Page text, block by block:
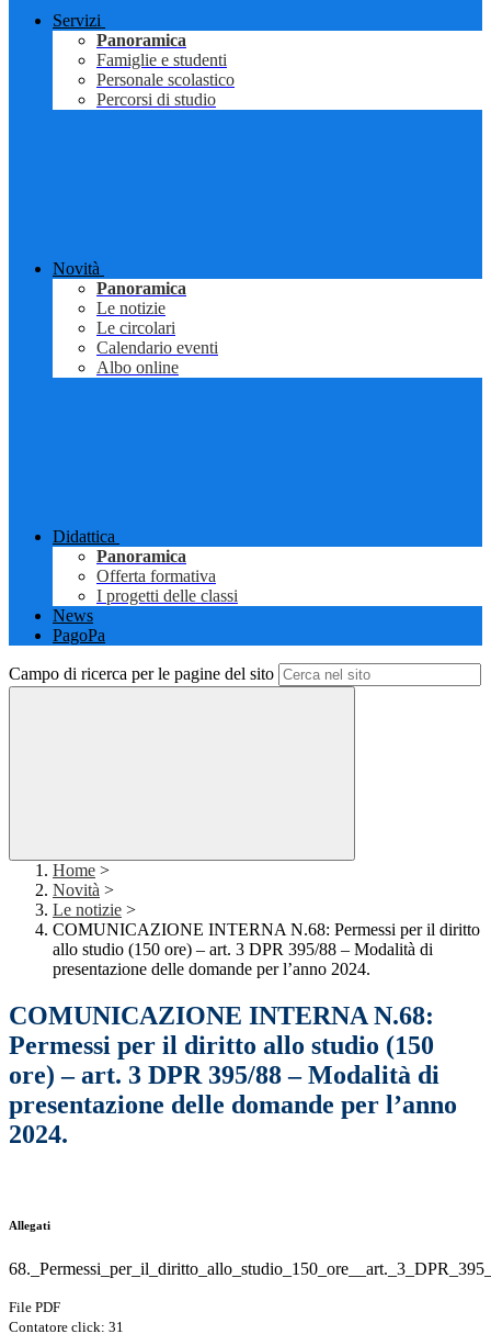
Servizi
Panoramica
Famiglie e studenti
Personale scolastico
Percorsi di studio
Novità
Panoramica
Le notizie
Le circolari
Calendario eventi
Albo online
Didattica
Panoramica
Offerta formativa
I progetti delle classi
News
PagoPa
Campo di ricerca per le pagine del sito
Home >
Novità >
Le notizie >
COMUNICAZIONE INTERNA N.68: Permessi per il diritto
allo studio (150 ore) – art. 3 DPR 395/88 – Modalità di
presentazione delle domande per l’anno 2024.
COMUNICAZIONE INTERNA N.68:
Permessi per il diritto allo studio (150
ore) – art. 3 DPR 395/88 – Modalità di
presentazione delle domande per l’anno
2024.
Allegati
File PDF
Contatore click: 31